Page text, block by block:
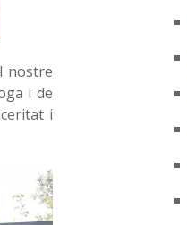
nostre
i de
i